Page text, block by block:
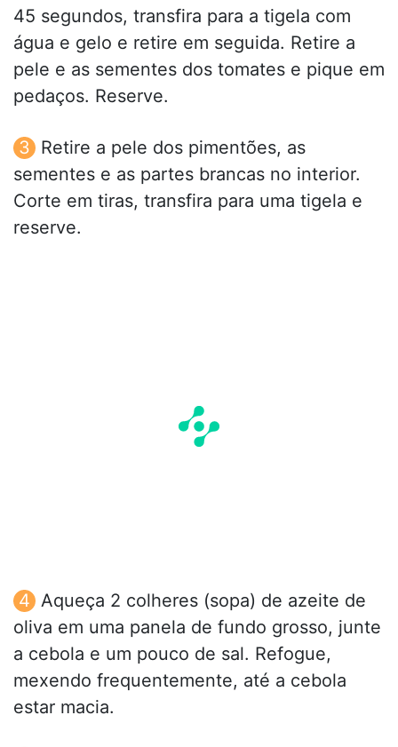
45 segundos, transfira para a tigela com
água e gelo e retire em seguida. Retire a
pele e as sementes dos tomates e pique em
pedaços. Reserve.
Retire a pele dos pimentões, as
sementes e as partes brancas no interior.
Corte em tiras, transfira para uma tigela e
reserve.
Aqueça 2 colheres (sopa) de azeite de
oliva em uma panela de fundo grosso, junte
a cebola e um pouco de sal. Refogue,
mexendo frequentemente, até a cebola
estar macia.